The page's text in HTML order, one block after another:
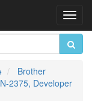
Brother
2375, Developer